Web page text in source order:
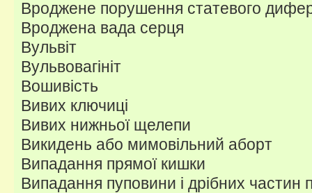
Вроджене порушення статевого
Вроджена вада серця
Вульвіт
Вульвовагініт
Вошивість
Вивих ключиці
Вивих нижньої щелепи
Викидень або мимовільний аборт
Випадання прямої кишки
Випадання пуповини і дрібних частин